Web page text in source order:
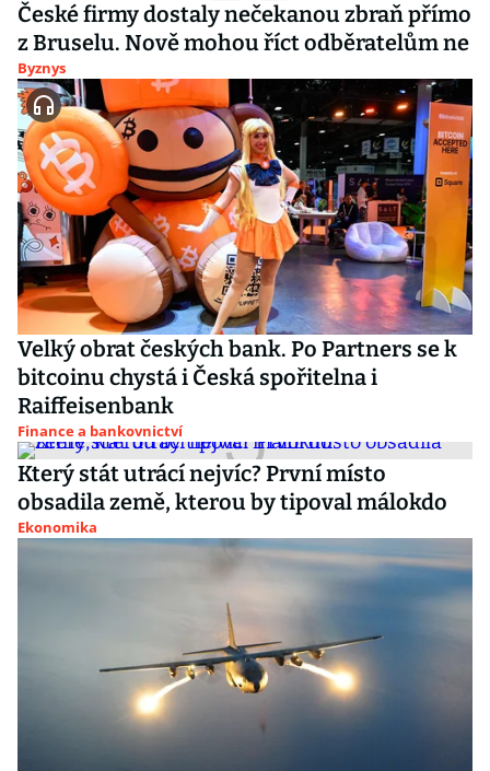
České firmy dostaly nečekanou zbraň přímo
z Bruselu. Nově mohou říct odběratelům ne
Byznys
Velký obrat českých bank. Po Partners se k
bitcoinu chystá i Česká spořitelna i
Raiffeisenbank
Finance a bankovnictví
Který stát utrácí nejvíc? První místo
obsadila země, kterou by tipoval málokdo
Ekonomika